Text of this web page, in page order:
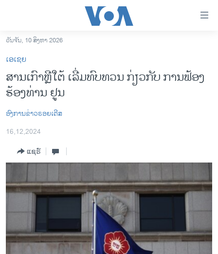
ເຂົ້າ
ຫາ
ຂ້າມ
ຂ້າມ
ຫາ
ຊອກ
ຄົ້ນ
ອາເມຣິກາ
ການເລືອກຕັ້ງ ປະທານາທີບໍດີ ສະຫະລັດ 2024
ຂ່າວ​ຈີນ
ໂລກ
ເອເຊຍ
ຊີວິດຊາວລາວ
ຊຸມຊົນຊາວລາວ
ວິທະຍາສາດ-ເທັກໂນໂລຈີ
ທຸລະກິດ
ວັນຈັນ, 10 ສິງຫາ 2026
ເອເຊຍ
ສານເກົາຫຼີໃຕ້ ເລີ່ມທົບທວນ ກ່ຽວກັບ ການຟ້ອງ
ຮ້ອງທ່ານ ຢູນ
ອົງການຂ່າວຣອຍເຕີສ
16,12,2024
ແຊຣ໌